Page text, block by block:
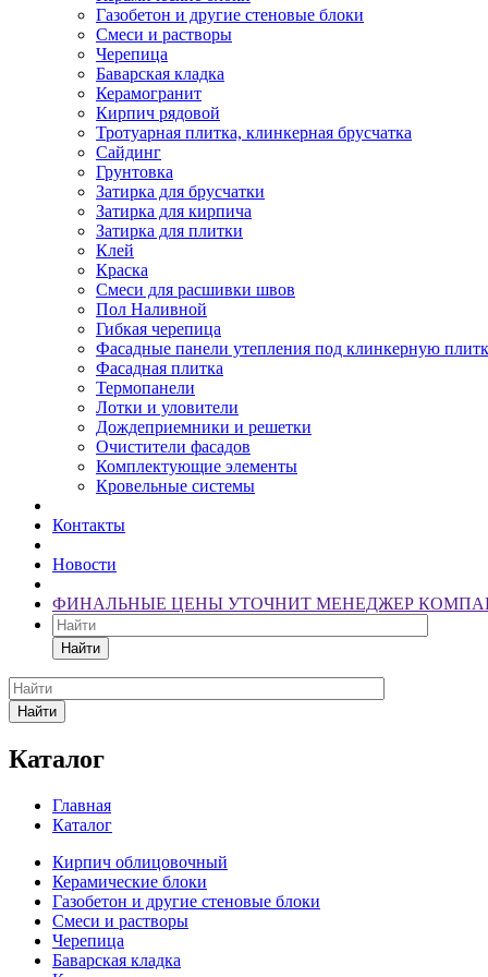
Газобетон и другие стеновые блоки
Смеси и растворы
Черепица
Баварская кладка
Керамогранит
Кирпич рядовой
Тротуарная плитка, клинкерная брусчатка
Сайдинг
Грунтовка
Затирка для брусчатки
Затирка для кирпича
Затирка для плитки
Клей
Краска
Смеси для расшивки швов
Пол Наливной
Гибкая черепица
Фасадные панели утепления под клинкерную
Фасадная плитка
Термопанели
Лотки и уловители
Дождеприемники и решетки
Очистители фасадов
Комплектующие элементы
Кровельные системы
Контакты
Новости
ФИНАЛЬНЫЕ ЦЕНЫ УТОЧНИТ МЕНЕДЖЕР
Найти
Найти
Каталог
Главная
Каталог
Кирпич облицовочный
Керамические блоки
Газобетон и другие стеновые блоки
Смеси и растворы
Черепица
Баварская кладка